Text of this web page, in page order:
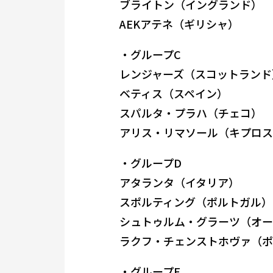
ブライトン（イングランド）
AEKアテネ（ギリシャ）
・グループC
レンジャーズ（スコットランド
ベティス（スペイン）
スパルタ・プラハ（チェコ）
アリス・リマソール（キプロス
・グループD
アタランタ（イタリア）
スポルティング（ポルトガル）
シュトゥルム・グラーツ（オー
ラクフ・チェンストホヴァ（ポ